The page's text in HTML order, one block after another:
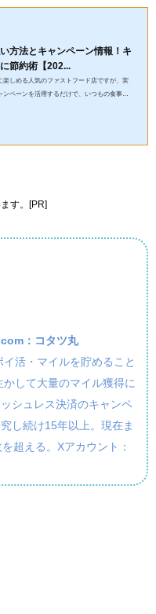
方法とキャンペーン情報！キ
節約術【202...
楽しめる人気のファストフード店ですが、実
ペーンを活用するだけで、いつもの食事が
す。[PR]
：コタツ丸
活・マイルを貯めること
して大量のマイル獲得に
シュレス決済のキャンペ
し続け15年以上。現在ま
超える。Xアカウント：